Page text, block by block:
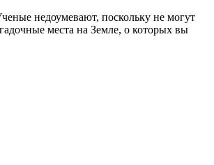
недоумевают, поскольку не могут
места на Земле, о которых вы